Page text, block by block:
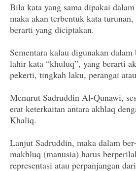
Bila kata yang sama dipakai
maka akan terbentuk kata
berarti yang diciptakan.
Sementara kalau digunakan
lahir kata “khuluq”, yang berarti
pekerti, tingkah laku, perangai
Menurut Sadruddin Al-Qunawi,
erat keterkaitan antara akhlaq
Khaliq.
Lanjut Sadruddin, maka dalam
makhluq (manusia) harus
representasi atau perpanjangan